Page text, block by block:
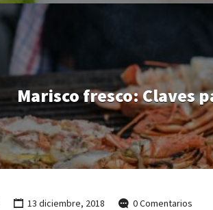
Marisco fresco: Claves
13 diciembre, 2018 0 Comentarios